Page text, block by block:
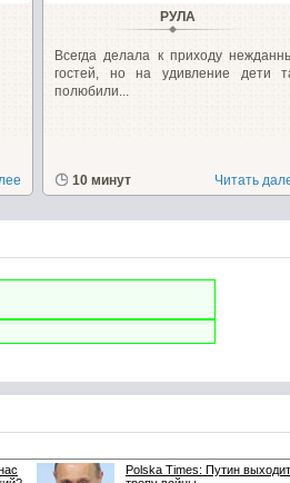
РУЛА
Всегда делала к приходу
гостей, но на удивление дети
полюбили...
10 минут Читать